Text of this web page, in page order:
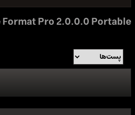
Format Pro 2.0.0.0 Portable